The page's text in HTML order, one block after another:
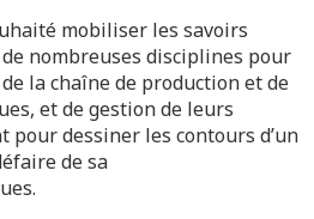
mobiliser les savoirs
nombreuses disciplines pour
la chaîne de production et de
et de gestion de leurs
pour dessiner les contours d’un
de sa